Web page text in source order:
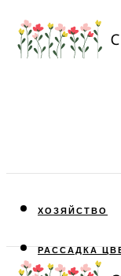
ХОЗЯЙСТВО
РАССАДКА